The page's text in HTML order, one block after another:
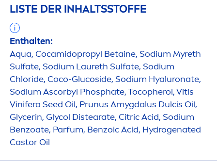
LISTE DER INHALTSSTOFFE
Enthalten:
Aqua, Cocamidopropyl Betaine, Sodium Myreth
Sulfate, Sodium Laureth Sulfate, Sodium
Chloride, Coco-Glucoside, Sodium Hyaluronate,
Sodium Ascorbyl Phosphate, Tocopherol, Vitis
Vinifera Seed Oil, Prunus Amygdalus Dulcis Oil,
Glycerin, Glycol Distearate, Citric Acid, Sodium
Benzoate, Parfum, Benzoic Acid, Hydrogenated
Castor Oil